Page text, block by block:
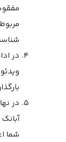
در
در
شما